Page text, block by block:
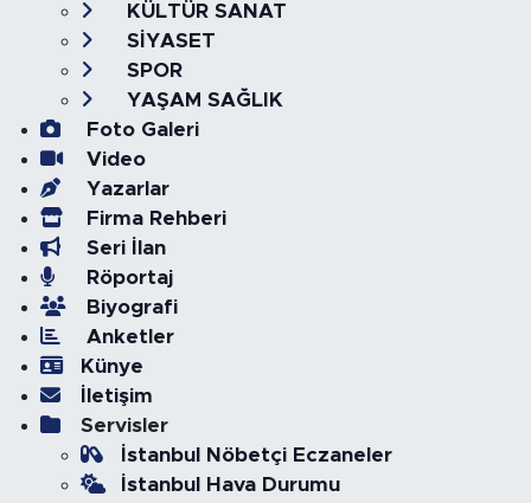
KÜLTÜR SANAT
SİYASET
SPOR
YAŞAM SAĞLIK
Foto Galeri
Video
Yazarlar
Firma Rehberi
Seri İlan
Röportaj
Biyografi
Anketler
Künye
İletişim
Servisler
İstanbul Nöbetçi Eczaneler
İstanbul Hava Durumu